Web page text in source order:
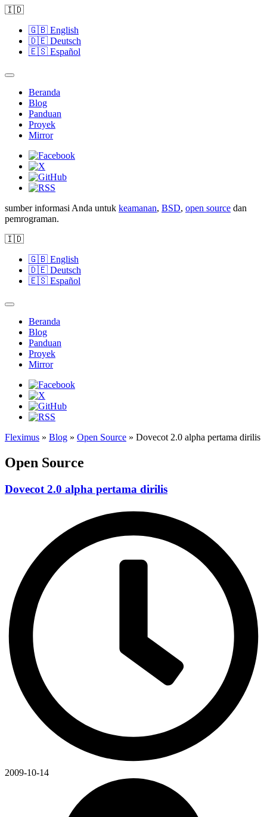
🇮🇩
🇬🇧 English
🇩🇪 Deutsch
🇪🇸 Español
Beranda
Blog
Panduan
Proyek
Mirror
sumber informasi Anda untuk keamanan, BSD, open source dan
pemrograman.
🇮🇩
🇬🇧 English
🇩🇪 Deutsch
🇪🇸 Español
Beranda
Blog
Panduan
Proyek
Mirror
Fleximus » Blog » Open Source » Dovecot 2.0 alpha pertama dirilis
Open Source
Dovecot 2.0 alpha pertama dirilis
2009-10-14